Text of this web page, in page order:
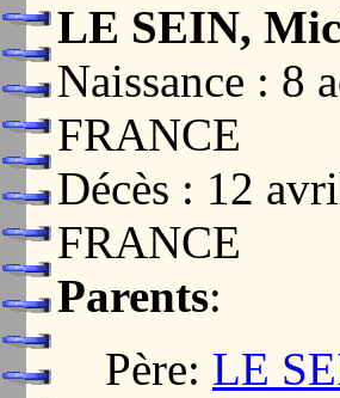
LE SEIN,
Naissance : 8
FRANCE
Décès : 12
FRANCE
Parents:
Père: LE